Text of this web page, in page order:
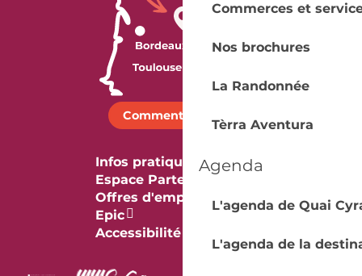
Commerces et
Nos brochures
La Randonnée
Tèrra Aventura
Agenda
L'agenda de Quai
L'agenda de la
Comment venir ?
Infos pratiques
Espace Partenaires
Offres d'emploi & stage
Epic
Accessibilité